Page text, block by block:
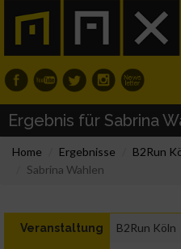
Ergebnis für Sabrina
Home Ergebnisse B2Run
Sabrina Wahlen
Veranstaltung B2Run Köln